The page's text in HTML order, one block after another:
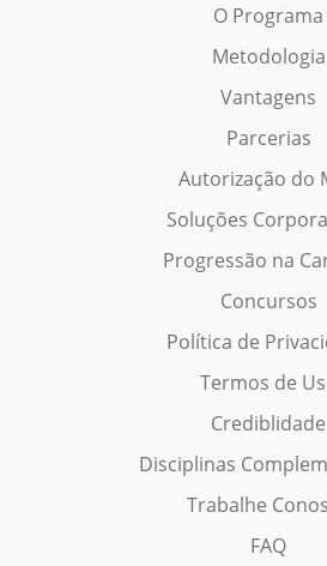
O Programa
Metodologia
Vantagens
Parcerias
Autorização do
Soluções
Progressão na
Concursos
Política de
Termos de
Crediblidade
Disciplinas
Trabalhe
FAQ